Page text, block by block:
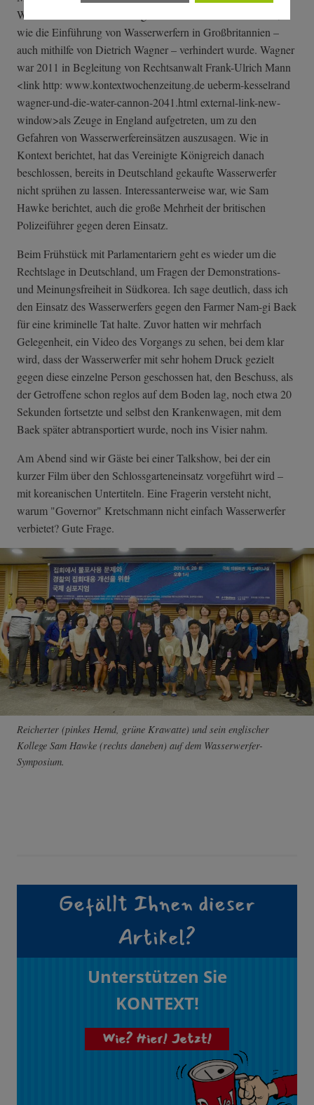
Wasserwerfern sehr kritisch gesehen. Sam Hawke berichtet,
wie die Einführung von Wasserwerfern in Großbritannien –
auch mithilfe von Dietrich Wagner – verhindert wurde. Wagner
war 2011 in Begleitung von Rechtsanwalt Frank-Ulrich Mann
<link http: www.kontextwochenzeitung.de ueberm-kesselrand
wagner-und-die-­water-cannon-20­41.html external-link-new-
window>als Zeuge in England aufgetreten, um zu den
Gefahren von Wasserwerfereinsätzen auszusagen. Wie in
Kontext berichtet, hat das Vereinigte Königreich danach
beschlossen, bereits in Deutschland gekaufte Wasserwerfer
nicht sprühen zu lassen. Interessanterweise war, wie Sam
Hawke berichtet, auch die große Mehrheit der britischen
Polizeiführer gegen deren Einsatz.
Beim Frühstück mit Parlamentariern geht es wieder um die
Rechtslage in Deutschland, um Fragen der Demonstrations-
und Meinungsfreiheit in Südkorea. Ich sage deutlich, dass ich
den Einsatz des Wasserwerfers gegen den Farmer Nam-gi Baek
für eine kriminelle Tat halte. Zuvor hatten wir mehrfach
Gelegenheit, ein Video des Vorgangs zu sehen, bei dem klar
wird, dass der Wasserwerfer mit sehr hohem Druck gezielt
gegen diese einzelne Person geschossen hat, den Beschuss, als
der Getroffene schon reglos auf dem Boden lag, noch etwa 20
Sekunden fortsetzte und selbst den Krankenwagen, mit dem
Baek später abtransportiert wurde, noch ins Visier nahm.
Am Abend sind wir Gäste bei einer Talkshow, bei der ein
kurzer Film über den Schlossgarteneinsatz vorgeführt wird –
mit koreanischen Untertiteln. Eine Fragerin versteht nicht,
warum "Governor" Kretschmann nicht einfach Wasserwerfer
verbietet? Gute Frage.
Reicherter (pinkes Hemd, grüne Krawatte) und sein englischer
Kollege Sam Hawke (rechts daneben) auf dem Wasserwerfer-
Symposium.
Gefällt Ihnen dieser
Artikel?
Unterstützen Sie
KONTEXT!
Wie? Hier! Jetzt!